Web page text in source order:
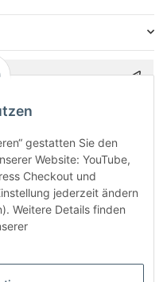
gestatten Sie den
Website: YouTube,
Checkout und
jederzeit ändern
Weitere Details finden